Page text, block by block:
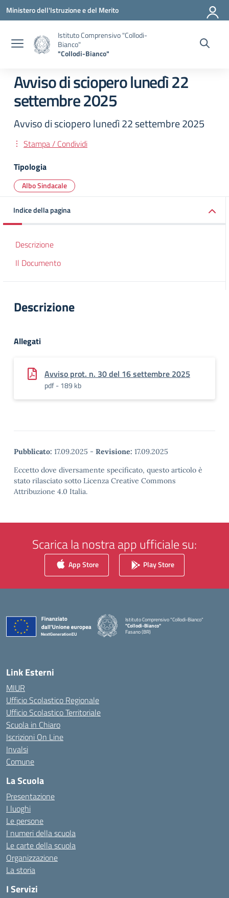
Vai ai contenuti
Vai al menu di navigazione
Vai al footer
Ministero dell'Istruzione e del Merito
Istituto Comprensivo "Collodi-
Bianco"
"Collodi-Bianco"
Avviso di sciopero lunedì 22
settembre 2025
Avviso di sciopero lunedì 22 settembre 2025
Stampa / Condividi
Tipologia
Albo Sindacale
Indice della pagina
Descrizione
Il Documento
Descrizione
Allegati
Avviso prot. n. 30 del 16 settembre 2025
pdf - 189 kb
Pubblicato: 17.09.2025 - Revisione: 17.09.2025
Eccetto dove diversamente specificato, questo articolo è
stato rilasciato sotto Licenza Creative Commons
Attribuzione 4.0 Italia.
Scarica la nostra app ufficiale su:
App Store Play Store
Istituto Comprensivo "Collodi-Bianco"
"Collodi-Bianco"
Fasano (BR)
Link Esterni
MIUR
Ufficio Scolastico Regionale
Ufficio Scolastico Territoriale
Scuola in Chiaro
Iscrizioni On Line
Invalsi
Comune
La Scuola
Presentazione
I luoghi
Le persone
I numeri della scuola
Le carte della scuola
Organizzazione
La storia
I Servizi